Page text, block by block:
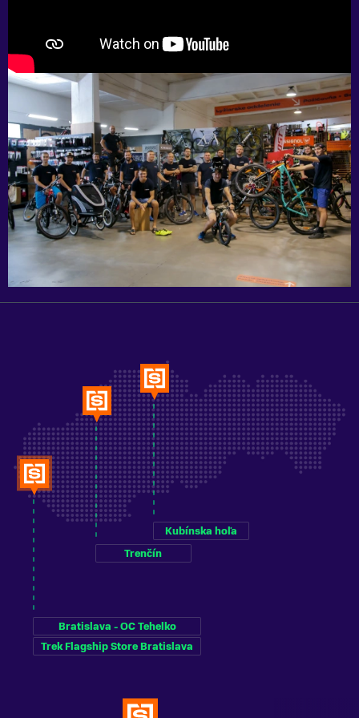
Bratislava - OC Tehelko
Trek Flagship Store Bratislava
Trenčín
Kubínska hoľa